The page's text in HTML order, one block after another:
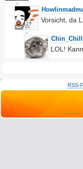
Vorsicht, da
LOL!
RSS-